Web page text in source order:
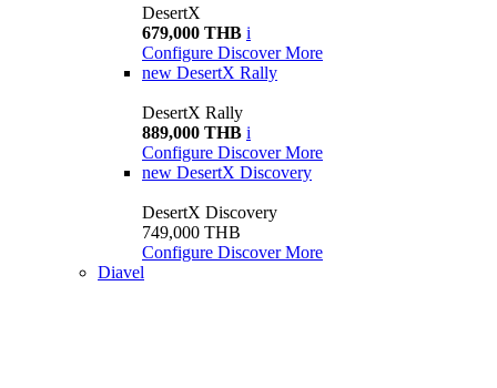
DesertX
679,000 THB i
Configure Discover More
new DesertX Rally
DesertX Rally
889,000 THB i
Configure Discover More
new DesertX Discovery
DesertX Discovery
749,000 THB
Configure Discover More
Diavel